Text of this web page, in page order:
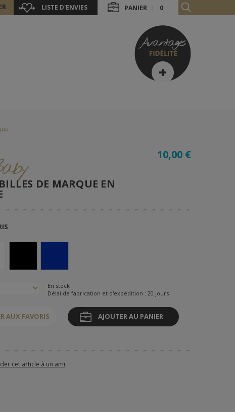
LISTE D'ENVIES PANIER : 0
DE MARQUE EN
10,00 €
En stock
Délai de fabrication et d'expédition : 20 jours
AUX FAVORIS AJOUTER AU PANIER
cet article à un ami